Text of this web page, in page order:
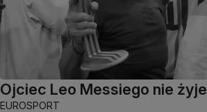
Ojciec Leo Messiego nie żyje
EUROSPORT